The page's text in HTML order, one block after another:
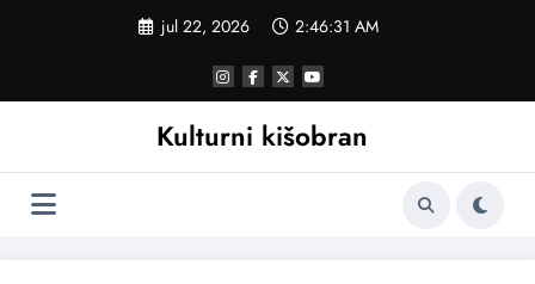
jul 22, 2026 2:46:31 AM
Kulturni kišobran